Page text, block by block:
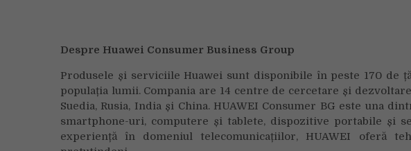
Despre Huawei Consumer Business Group
Produsele și serviciile Huawei sunt disponibile în peste 170 de
populația lumii. Compania are 14 centre de cercetare și
Suedia, Rusia, India și China. HUAWEI Consumer BG este una
smartphone-uri, computere și tablete, dispozitive portabile și
experiență în domeniul telecomunicațiilor, HUAWEI oferă